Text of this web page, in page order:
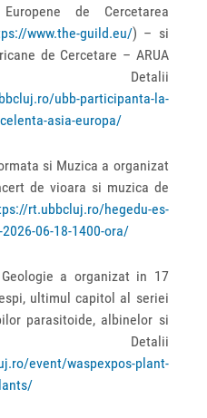
de Cercetarea
www.the-guild.eu/) – si
de Cercetare – ARUA
Detalii
ubb-participanta-la-
asia-europa/
si Muzica a organizat
de vioara si muzica de
rt.ubbcluj.ro/hegedu-es-
06-18-1400-ora/
a organizat in 17
ultimul capitol al seriei
parasitoide, albinelor si
Detalii
event/waspexpos-plant-